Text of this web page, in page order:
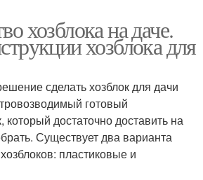
хозблока на даче.
хозблока для
сделать хозблок для дачи
готовый
который достаточно доставить на
Существует два варианта
пластиковые и